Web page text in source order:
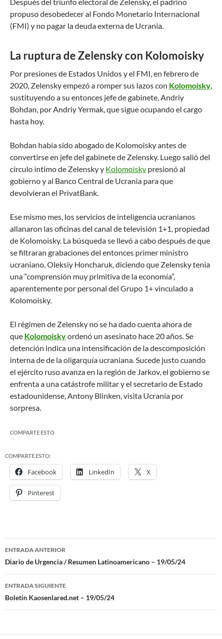
propuso desobedecer al Fondo Monetario Internacional
(FMI) y no pagar la deuda externa de Ucrania.
La ruptura de Zelensky con Kolomoisky
Por presiones de Estados Unidos y el FMI, en febrero de
2020, Zelensky empezó a romper sus lazos con Kolomoisky,
sustituyendo a su entonces jefe de gabinete, Andriy
Bohdan, por Andriy Yermak, que sigue ocupando el cargo
hasta hoy.
Bohdan había sido abogado de Kolomoisky antes de
convertirse en jefe del gabinete de Zelensky. Luego salió del
círculo íntimo de Zelensky y Kolomoisky presionó al
gobierno y al Banco Central de Ucrania para que
devolvieran el PrivatBank.
Ese mismo mes, los servicios de inteligencia ucranianos
allanaron las oficinas del canal de televisión 1+1, propiedad
de Kolomoisky. La búsqueda se llevó a cabo después de que
se filtraran grabaciones del entonces primer ministro
ucraniano, Oleksiy Honcharuk, diciendo que Zelensky tenía
una “comprensión muy primitiva de la economía”,
aparentemente por personal del Grupo 1+ vinculado a
Kolomoisky.
El régimen de Zelensky no se ha dado cuenta ahora de
que Kolomoiskyordenó un asesinato hace 20 años. Se
detención indica una intensificación de la descomposición
interna de de la oligarquía ucraniana. Sucede justo cuando
el ejército ruso avanza en la región de Jarkov, el gobierno se
enfrenta a una catástrofe militar y el secretario de Estado
estadounidense, Antony Blinken, visita Ucrania por
sorpresa.
COMPARTE ESTO
COMPARTE ESTO:
Facebook LinkedIn X
Pinterest
Navegación
de
entradas
ENTRADA ANTERIOR
Diario de Urgencia / Resumen Latinoamericano – 19/05/24
ENTRADA SIGUIENTE
Boletín Kaosenlared.net – 19/05/24